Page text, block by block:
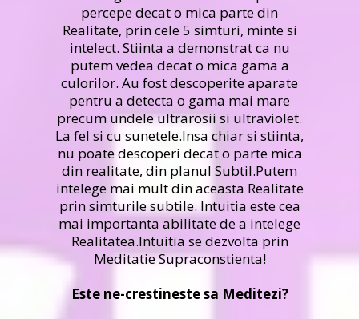
percepe decat o mica parte din
Realitate, prin cele 5 simturi, minte si
intelect. Stiinta a demonstrat ca nu
putem vedea decat o mica gama a
culorilor. Au fost descoperite aparate
pentru a detecta o gama mai mare
precum undele ultrarosii si ultraviolet.
La fel si cu sunetele.Insa chiar si stiinta,
nu poate descoperi decat o parte mica
din realitate, din planul Subtil.Putem
intelege mai mult din aceasta Realitate
prin simturile subtile. Intuitia este cea
mai importanta abilitate de a intelege
Realitatea.Intuitia se dezvolta prin
Meditatie Supraconstienta!
Este ne-crestineste sa Meditezi?